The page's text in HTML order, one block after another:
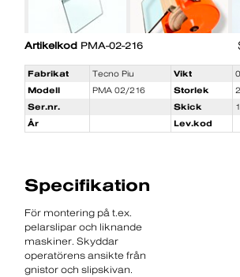
Artikelkod PMA-02-216
Fabrikat Tecno Piu Vikt
Modell
PMA 02/216 Storlek
Ser.nr.
Skick
År
Lev.kod
Specifikation
För montering på t.ex.
pelarslipar och liknande
maskiner. Skyddar
operatörens ansikte från
gnistor och slipskivan.